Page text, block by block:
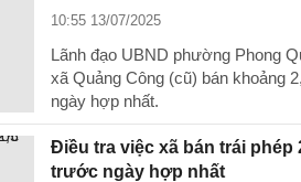
10:55 13/07/2025
Lãnh đạo UBND phường Phong
xã Quảng Công (cũ) bán khoảng
ngày hợp nhất.
Điều tra việc xã bán trái
trước ngày hợp nhất